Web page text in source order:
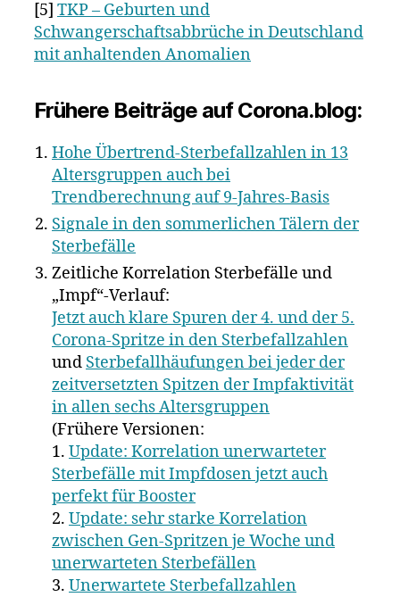
[5] TKP – Geburten und
Schwangerschaftsabbrüche in Deutschland
mit anhaltenden Anomalien
Frühere Beiträge auf Corona.blog:
Hohe Übertrend-Sterbefallzahlen in 13
Altersgruppen auch bei
Trendberechnung auf 9-Jahres-Basis
Signale in den sommerlichen Tälern der
Sterbefälle
Zeitliche Korrelation Sterbefälle und
„Impf“-Verlauf:
Jetzt auch klare Spuren der 4. und der 5.
Corona-Spritze in den Sterbefallzahlen
und Sterbefallhäufungen bei jeder der
zeitversetzten Spitzen der Impfaktivität
in allen sechs Altersgruppen
(Frühere Versionen:
1. Update: Korrelation unerwarteter
Sterbefälle mit Impfdosen jetzt auch
perfekt für Booster
2. Update: sehr starke Korrelation
zwischen Gen-Spritzen je Woche und
unerwarteten Sterbefällen
3. Unerwartete Sterbefallzahlen